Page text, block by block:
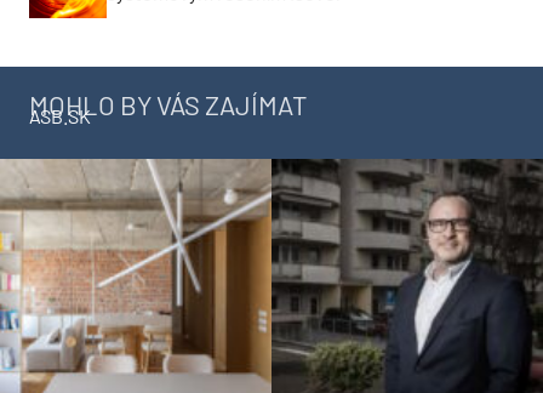
MOHLO BY VÁS ZAJÍMAT
ASB.SK